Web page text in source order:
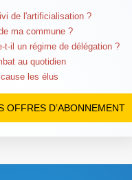
de l'artificialisation ?
ma commune ?
il un régime de délégation ?
au quotidien
les élus
OFFRES D’ABONNEMENT